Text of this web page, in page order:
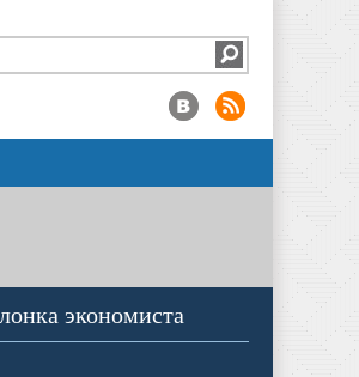
экономиста